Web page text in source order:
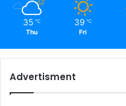
35 ℃
Thu
39 ℃
Fri
Advertisment